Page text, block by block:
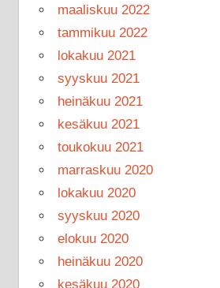
maaliskuu 2022
tammikuu 2022
lokakuu 2021
syyskuu 2021
heinäkuu 2021
kesäkuu 2021
toukokuu 2021
marraskuu 2020
lokakuu 2020
syyskuu 2020
elokuu 2020
heinäkuu 2020
kesäkuu 2020